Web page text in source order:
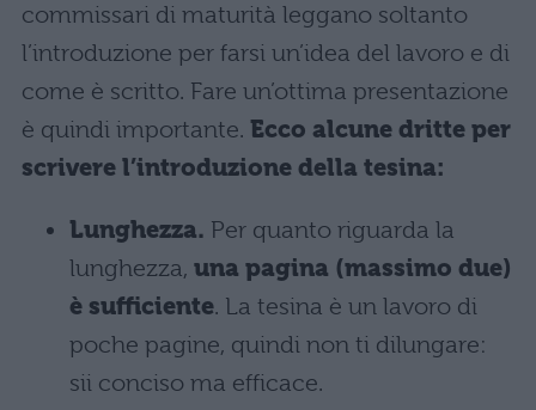
commissari di maturità leggano soltanto
l’introduzione per farsi un’idea del lavoro e di
come è scritto. Fare un’ottima presentazione
è quindi importante. Ecco alcune dritte per
scrivere l’introduzione della tesina:
Lunghezza. Per quanto riguarda la
lunghezza, una pagina (massimo due)
è sufficiente. La tesina è un lavoro di
poche pagine, quindi non ti dilungare:
sii conciso ma efficace.